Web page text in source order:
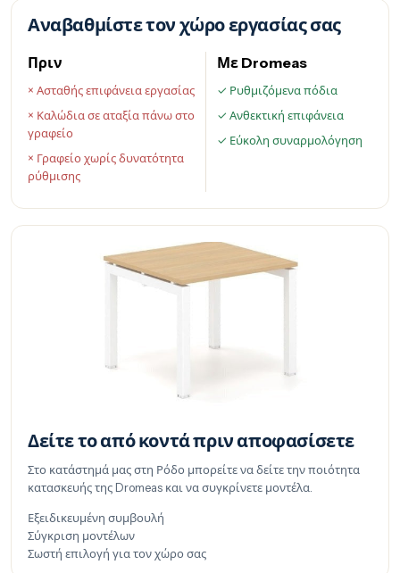
Αναβαθμίστε τον χώρο εργασίας σας
Πριν
× Ασταθής επιφάνεια εργασίας
× Καλώδια σε αταξία πάνω στο
γραφείο
× Γραφείο χωρίς δυνατότητα
ρύθμισης
Με Dromeas
✓ Ρυθμιζόμενα πόδια
✓ Ανθεκτική επιφάνεια
✓ Εύκολη συναρμολόγηση
Δείτε το από κοντά πριν αποφασίσετε
Στο κατάστημά μας στη Ρόδο μπορείτε να δείτε την ποιότητα
κατασκευής της Dromeas και να συγκρίνετε μοντέλα.
Εξειδικευμένη συμβουλή
Σύγκριση μοντέλων
Σωστή επιλογή για τον χώρο σας